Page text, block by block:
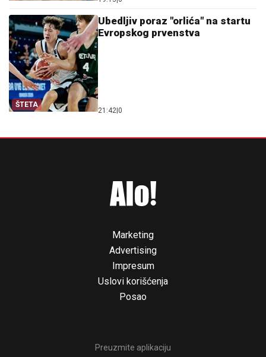
ŠTETA
Ubedljiv poraz "orlića" na startu
Evropskog prvenstva
21:42 0
Marketing
Advertising
Impresum
Uslovi korišćenja
Posao
Preuzmite aplikaciju